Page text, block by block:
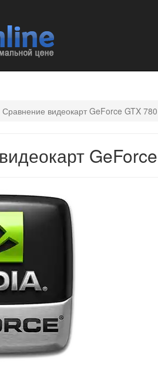
Сравнение видеокарт GeForce GTX